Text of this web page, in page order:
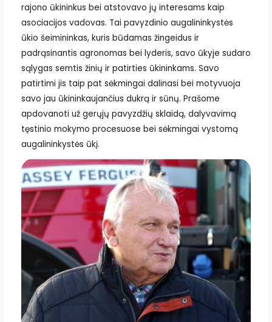
rajono ūkininkus bei atstovavo jų interesams kaip
asociacijos vadovas. Tai pavyzdinio augalininkystės
ūkio šeimininkas, kuris būdamas žingeidus ir
padrąsinantis agronomas bei lyderis, savo ūkyje sudaro
sąlygas semtis žinių ir patirties ūkininkams. Savo
patirtimi jis taip pat sėkmingai dalinasi bei motyvuoja
savo jau ūkininkaujančius dukrą ir sūnų. Prašome
apdovanoti už gerųjų pavyzdžių sklaidą, dalyvavimą
tęstinio mokymo procesuose bei sėkmingai vystomą
augalininkystės ūkį.